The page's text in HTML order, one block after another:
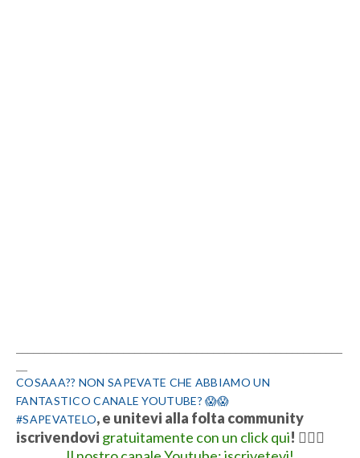
COSAAA?? NON SAPEVATE CHE ABBIAMO UN
FANTASTICO CANALE YOUTUBE? 😱😱
#SAPEVATELO, e unitevi alla folta community
iscrivendovi gratuitamente con un click qui! 👍🏻💋